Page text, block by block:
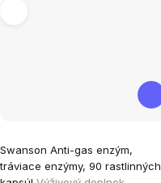
Swanson Anti-gas enzým,
tráviace enzýmy, 90 rastlinných
hodnotenie
produktu